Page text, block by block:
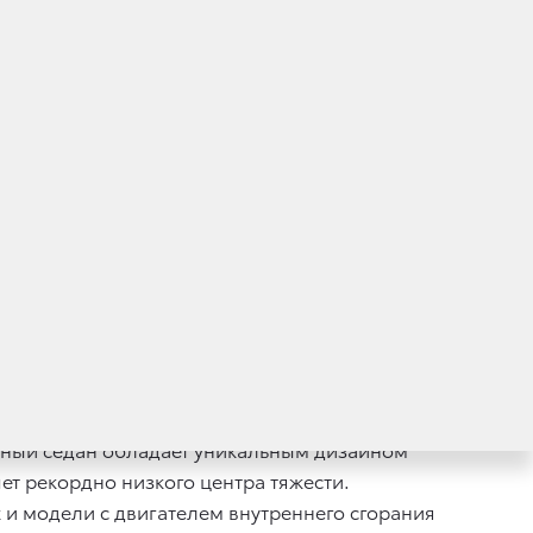
объявила о начале продаж первого
Toyota Mirai также стартовало
седан обладает уникальным дизайном
рекордно низкого центра тяжести.
с двигателем внутреннего сгорания